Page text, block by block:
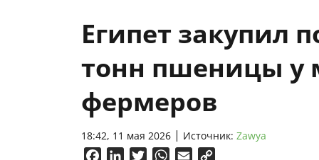
Египет закупил
тонн пшеницы у
фермеров
18:42, 11 мая 2026 Источник: Zawya
FacebookLinkedInTwitterWhatsApp
Email